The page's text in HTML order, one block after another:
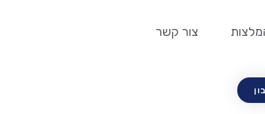
צור קשר